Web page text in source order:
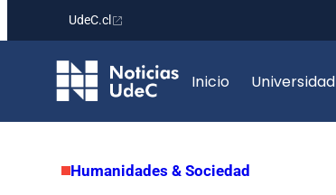
contenido
UdeC.cl
Inicio Universidad
Humanidades & Sociedad